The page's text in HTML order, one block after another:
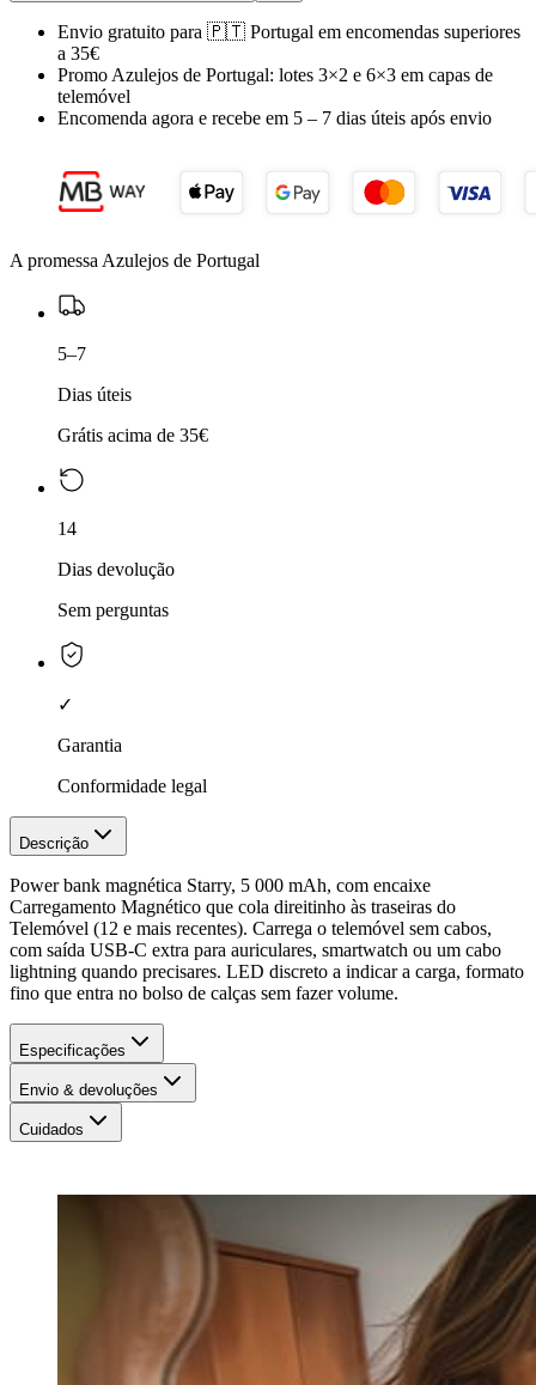
Envio gratuito para 🇵🇹 Portugal em encomendas superiores
a 35€
Promo Azulejos de Portugal: lotes 3×2 e 6×3 em capas de
telemóvel
Encomenda agora e recebe em 5 – 7 dias úteis após envio
A promessa Azulejos de Portugal
5–7
Dias úteis
Grátis acima de 35€
14
Dias devolução
Sem perguntas
✓
Garantia
Conformidade legal
Descrição
Power bank magnética Starry, 5 000 mAh, com encaixe
Carregamento Magnético que cola direitinho às traseiras do
Telemóvel (12 e mais recentes). Carrega o telemóvel sem cabos,
com saída USB-C extra para auriculares, smartwatch ou um cabo
lightning quando precisares. LED discreto a indicar a carga, formato
fino que entra no bolso de calças sem fazer volume.
Especificações
Envio & devoluções
Cuidados